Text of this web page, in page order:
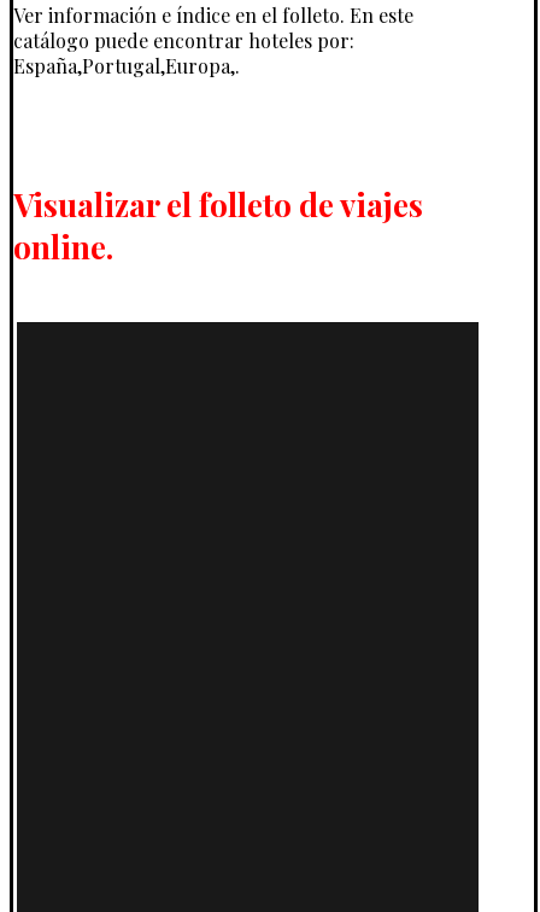
Ver información e índice en el folleto. En este
catálogo puede encontrar hoteles por:
España,Portugal,Europa,.
Visualizar el folleto de viajes
online.